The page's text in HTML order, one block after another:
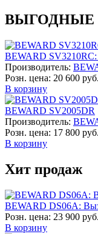
ВЫГОДНЫЕ
BEWARD SV3210RC:
Производитель:
Розн. цена: 20 600 руб.
В корзину
BEWARD SV2005DR
Производитель:
Розн. цена: 17 800 руб.
В корзину
Хит продаж
BEWARD DS06A:
Розн. цена: 23 900 руб.
В корзину